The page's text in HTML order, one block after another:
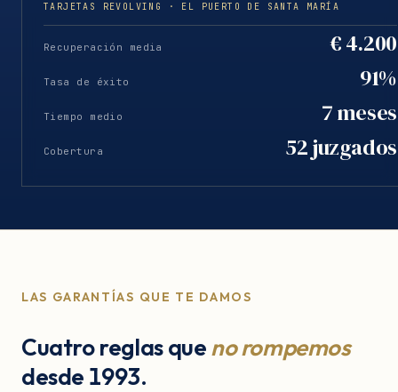
TARJETAS REVOLVING · EL PUERTO DE SANTA MARÍA
Recuperación media € 4.200
Tasa de éxito 91%
Tiempo medio 7 meses
Cobertura 52 juzgados
LAS GARANTÍAS QUE TE DAMOS
Cuatro reglas queno rompemos
desde 1993.